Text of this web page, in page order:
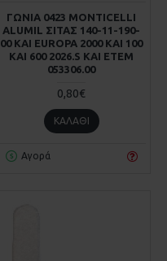
ΓΩΝΙΑ 0423 MONTICELLI
ALUMIL ΣΙΤΑΣ 140-11-190-
00 KAI EUROPA 2000 KAI 100
KAI 600 2026.S KAI ΕΤΕΜ
053306.00
0,80€
ΚΑΛΆΘΙ
Αγορά